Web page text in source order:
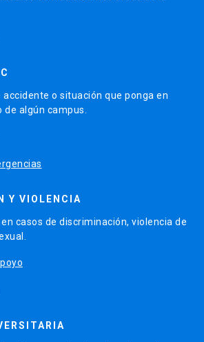
o situación que ponga en
de algún campus.
Y VIOLENCIA
casos de discriminación, violencia de